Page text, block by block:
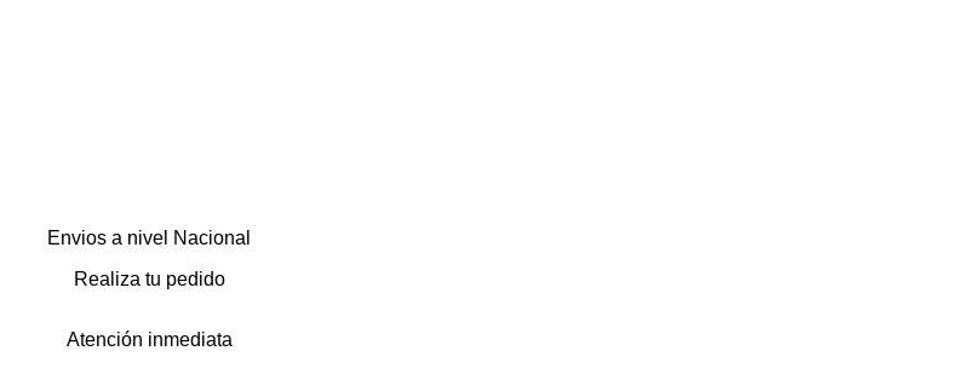
Envios a nivel Nacional
Realiza tu pedido
Atención inmediata